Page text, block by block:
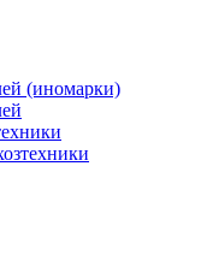
(иномарки)